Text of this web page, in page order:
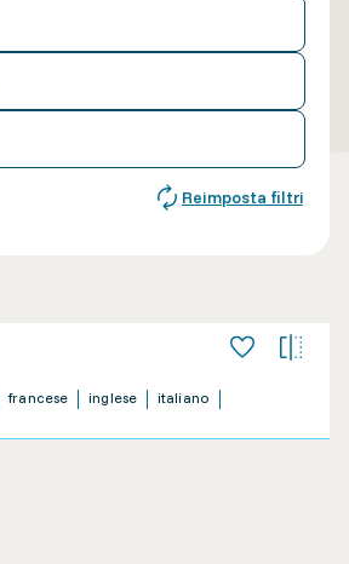
Reimposta filtri
francese inglese
italiano